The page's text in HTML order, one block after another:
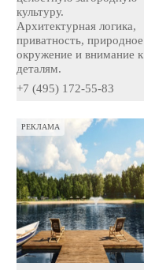
культуру.
Архитектурная логика,
приватность, природное
окружение и внимание к
деталям.
+7 (495) 172-55-83
РЕКЛАМА